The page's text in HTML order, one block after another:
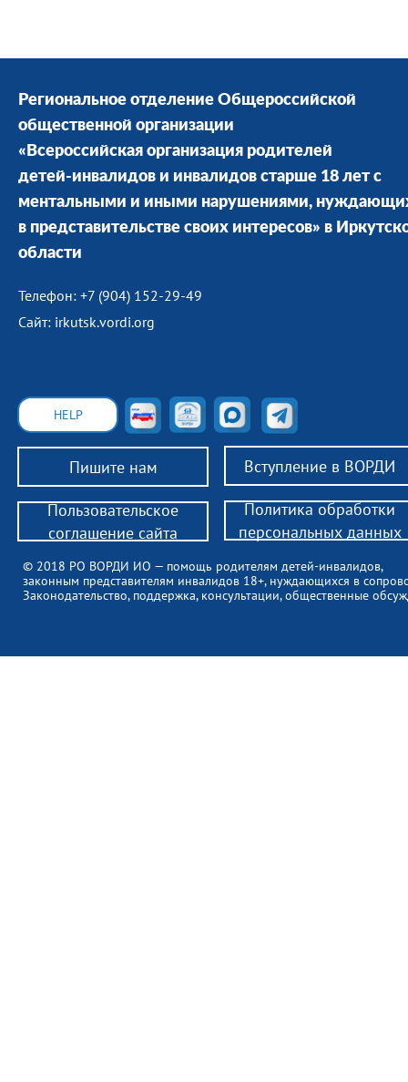
Региональное отделение Общероссийской
общественной организации
«Всероссийская организация родителей
детей-инвалидов и инвалидов старше 18 лет с
ментальными и иными нарушениями,
в представительстве своих интересов» в
области
Телефон: +7 (904) 152-29-49
Сайт: irkutsk.vordi.org
Пишите нам Вступление в ВОРДИ
© 2018 РО ВОРДИ ИО — помощь родителям детей-инвалидов,
законным представителям инвалидов 18+, нуждающихся в
Законодательство, поддержка, консультации, общественные
HELP
Пользовательское
соглашение сайта
Политика обработки
персональных данных